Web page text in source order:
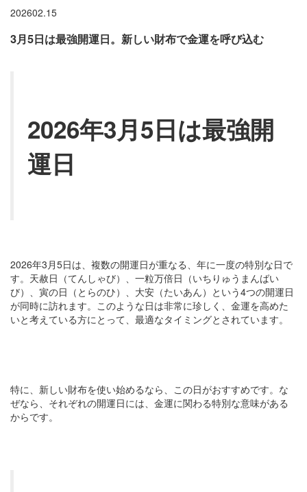
202602.15
3月5日は最強開運日。新しい財布で金運を呼び込む
2026年3月5日は最強開
運日
2026年3月5日は、複数の開運日が重なる、年に一度の特別な日で
す。天赦日（てんしゃび）、一粒万倍日（いちりゅうまんばい
び）、寅の日（とらのひ）、大安（たいあん）という4つの開運日
が同時に訪れます。このような日は非常に珍しく、金運を高めた
いと考えている方にとって、最適なタイミングとされています。
特に、新しい財布を使い始めるなら、この日がおすすめです。な
ぜなら、それぞれの開運日には、金運に関わる特別な意味がある
からです。